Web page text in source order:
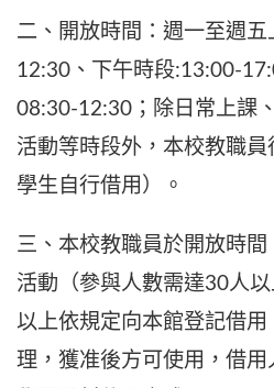
二、開放時間：週一至週
12:30、下午時段:13:00-
08:30-12:30；除日常上課
活動等時段外，本校教職
學生自行借用）。
三、本校教職員於開放時
活動（參與人數需達30人
以上依規定向本館登記借
理，獲准後方可使用，借